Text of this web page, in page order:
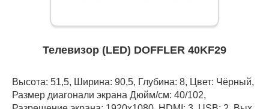
Телевизор (LED) DOFFLER 40KF29
Высота: 51,5, Ширина: 90,5, Глубина: 8, Цвет: Чёрный,
Размер диагонали экрана Дюйм/см: 40/102,